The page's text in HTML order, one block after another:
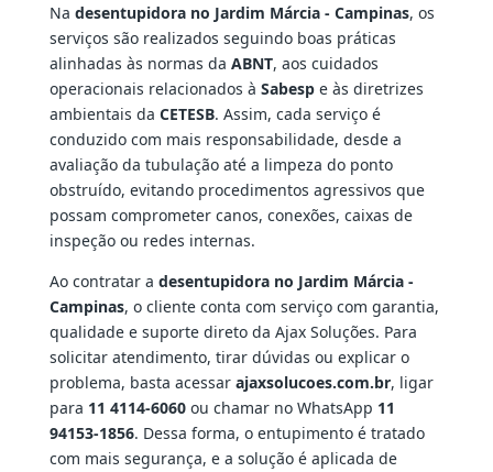
Na desentupidora no Jardim Márcia - Campinas, os
serviços são realizados seguindo boas práticas
alinhadas às normas da ABNT, aos cuidados
operacionais relacionados à Sabespe às diretrizes
ambientais da CETESB. Assim, cada serviço é
conduzido com mais responsabilidade, desde a
avaliação da tubulação até a limpeza do ponto
obstruído, evitando procedimentos agressivos que
possam comprometer canos, conexões, caixas de
inspeção ou redes internas.
Ao contratar a desentupidora no Jardim Márcia -
Campinas, o cliente conta com serviço com garantia,
qualidade e suporte direto da Ajax Soluções. Para
solicitar atendimento, tirar dúvidas ou explicar o
problema, basta acessar ajaxsolucoes.com.br, ligar
para 11 4114-6060ou chamar no WhatsApp 11
94153-1856. Dessa forma, o entupimento é tratado
com mais segurança, e a solução é aplicada de